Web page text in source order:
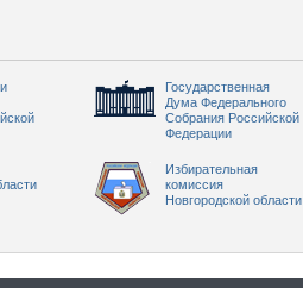
Государственная
Дума Федерального
Собрания Российской
Федерации
Избирательная
комиссия
Новгородской области